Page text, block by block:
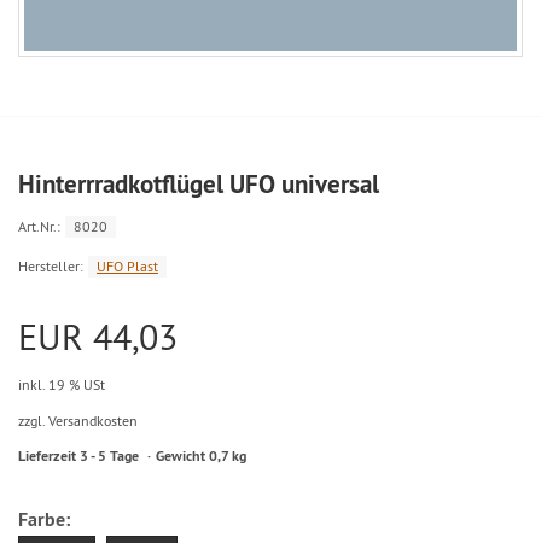
Hinterrradkotflügel UFO universal
Art.Nr.: 8020
Hersteller: UFO Plast
EUR 44,03
inkl. 19 % USt
zzgl. Versandkosten
Lieferzeit 3 - 5 Tage Gewicht 0,7 kg
Farbe: